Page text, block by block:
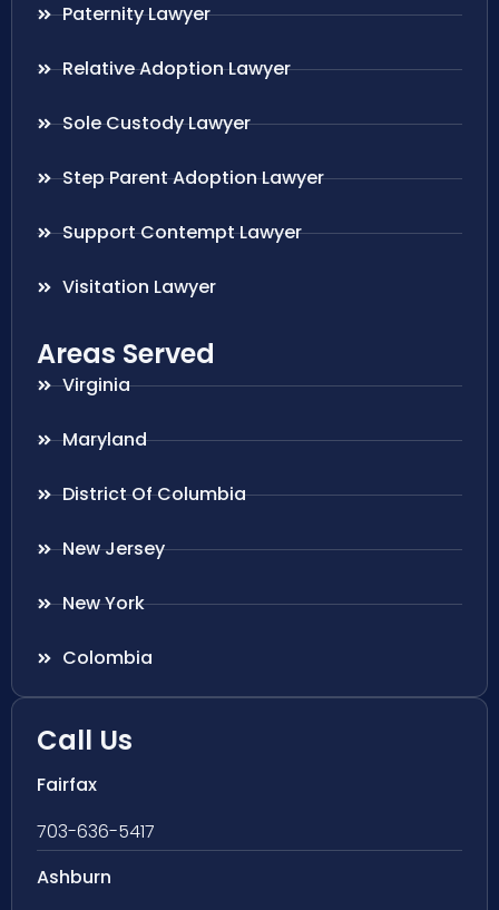
Paternity Lawyer
Relative Adoption Lawyer
Sole Custody Lawyer
Step Parent Adoption Lawyer
Support Contempt Lawyer
Visitation Lawyer
Areas Served
Virginia
Maryland
District Of Columbia
New Jersey
New York
Colombia
Call Us
Fairfax
703-636-5417
Ashburn